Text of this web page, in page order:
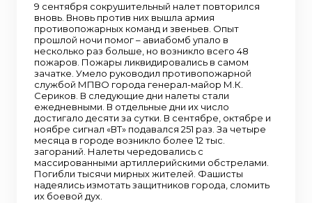
9 сентября сокрушительный налет повторился
вновь. Вновь против них вышла армия
противопожарных команд и звеньев. Опыт
прошлой ночи помог – авиабомб упало в
несколько раз больше, но возникло всего 48
пожаров. Пожары ликвидировались в самом
зачатке. Умело руководил противопожарной
службой МПВО города генерал-майор М.К.
Сериков. В следующие дни налеты стали
ежедневными. В отдельные дни их число
достигало десяти за сутки. В сентябре, октябре и
ноябре сигнал «ВТ» подавался 251 раз. За четыре
месяца в городе возникло более 12 тыс.
загораний. Налеты чередовались с
массированными артиллерийскими обстрелами.
Погибли тысячи мирных жителей. Фашисты
надеялись измотать защитников города, сломить
их боевой дух.